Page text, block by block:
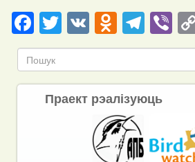
Facebook
Twitter
VK
Праект рэалізуюць